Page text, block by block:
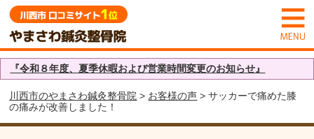
『令和８年度、夏季休暇および営業時間変更のお知らせ』
川西市のやまさわ鍼灸整骨院 > お客様の声 > サッカーで痛めた膝
の痛みが改善しました！